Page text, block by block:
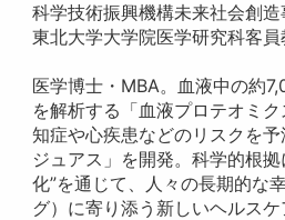
科学技術振興機構未来社会創
東北大学大学院医学研究科客員
医学博士・MBA。血液中の約
を解析する「血液プロテオミ
知症や心疾患などのリスクを
ジュアス」を開発。科学的根
化”を通じて、人々の長期的な
グ）に寄り添う新しいヘルスケ